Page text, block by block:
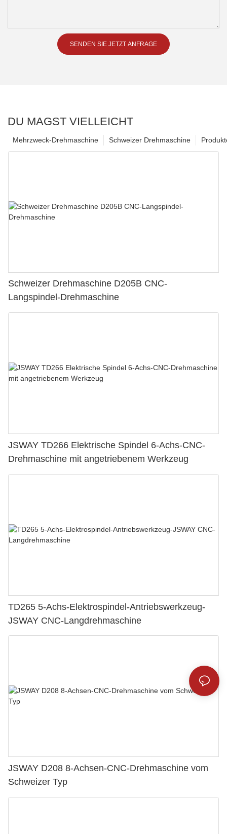
SENDEN SIE JETZT ANFRAGE
DU MAGST VIELLEICHT
Schweizer Drehmaschine
Mehrzweck-Drehmaschine
Schweizer Drehmaschine D205B CNC-
Langspindel-Drehmaschine
JSWAY TD266 Elektrische Spindel 6-Achs-CNC-
Drehmaschine mit angetriebenem Werkzeug
TD265 5-Achs-Elektrospindel-Antriebswerkzeug-
JSWAY CNC-Langdrehmaschine
JSWAY D208 8-Achsen-CNC-Drehmaschine vom
Schweizer Typ